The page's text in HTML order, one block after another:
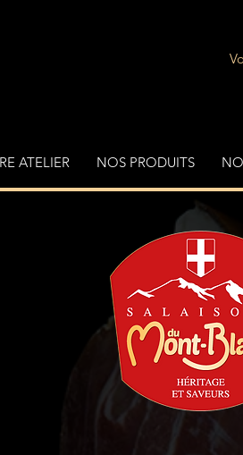
ATELIER NOS PRODUITS